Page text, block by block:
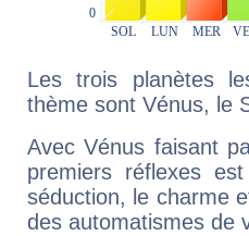
Les trois planètes
thème sont Vénus, le
Avec Vénus faisant
premiers réflexes
séduction, le charme
des automatismes de